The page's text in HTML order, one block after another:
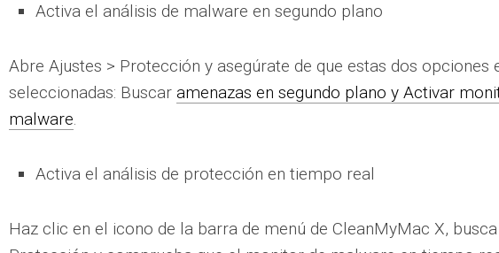
Activa el análisis de malware en segundo plano
Abre Ajustes > Protección y asegúrate de que estas dos opciones
seleccionadas: Buscar amenazas en segundo plano y Activar
malware.
Activa el análisis de protección en tiempo real
Haz clic en el icono de la barra de menú de CleanMyMac X,